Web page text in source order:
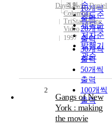
순
연도순
제목순
저자순
발행기
관순
10개씩
출력
20개씩
출력
30개씩
출력
50개씩
출력
100개씩
출력
조회
Day-Lewis,Daniel
Columbia
TriStar Home
Video
1997
2
Gangs of New
York : making
the movie